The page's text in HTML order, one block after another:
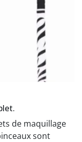
de maquillage
sont